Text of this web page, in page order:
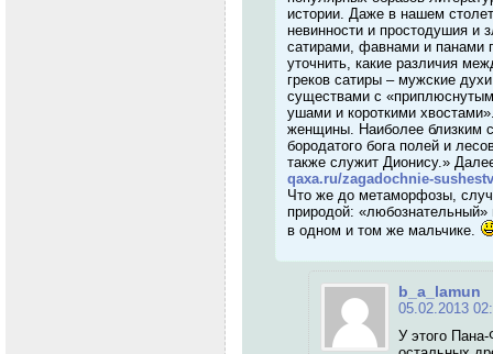
истории. Даже в нашем
невинности и простодушия и
сатирами, фавнами и панами
уточнить, какие различия
греков сатиры – мужские
существами с
ушами и короткими
женщины. Наиболее близким
бородатого бога полей и
также служит Дионису.»
qaxa.ru/zagadochnie-
Что же до метаморфозы,
природой:
в одном и том же мальчике.
b_a_lamun
05.02.2013
У этого